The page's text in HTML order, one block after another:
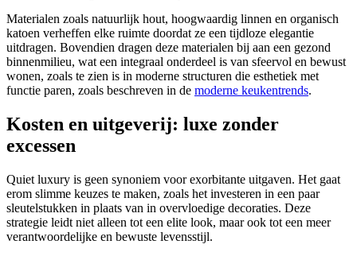
Materialen zoals natuurlijk hout, hoogwaardig linnen en organisch
katoen verheffen elke ruimte doordat ze een tijdloze elegantie
uitdragen. Bovendien dragen deze materialen bij aan een gezond
binnenmilieu, wat een integraal onderdeel is van sfeervol en bewust
wonen, zoals te zien is in moderne structuren die esthetiek met
functie paren, zoals beschreven in de moderne keukentrends.
Kosten en uitgeverij: luxe zonder
excessen
Quiet luxury is geen synoniem voor exorbitante uitgaven. Het gaat
erom slimme keuzes te maken, zoals het investeren in een paar
sleutelstukken in plaats van in overvloedige decoraties. Deze
strategie leidt niet alleen tot een elite look, maar ook tot een meer
verantwoordelijke en bewuste levensstijl.